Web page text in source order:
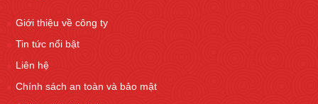
Giới thiệu về công ty
Tin tức nổi bật
Liên hệ
Chính sách an toàn và bảo mật